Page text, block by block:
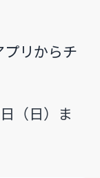
リからチ
（日）ま